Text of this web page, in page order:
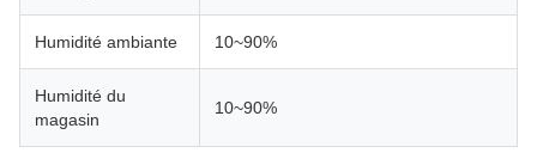
Humidité ambiante 10~90%
Humidité du
magasin
10~90%